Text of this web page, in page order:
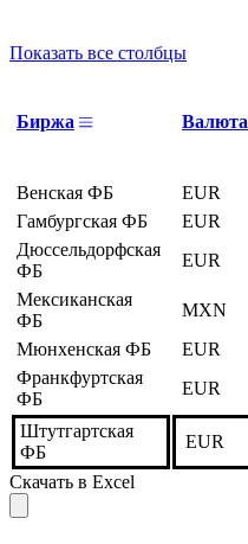
Показать все столбцы
Биржа Валюта
Венская ФБ
EUR
Гамбургская ФБ
EUR
Дюссельдорфская
ФБ
EUR
Мексиканская
ФБ
MXN
Мюнхенская ФБ
EUR
Франкфуртская
ФБ
EUR
Штутгартская
ФБ
EUR
Скачать в Excel